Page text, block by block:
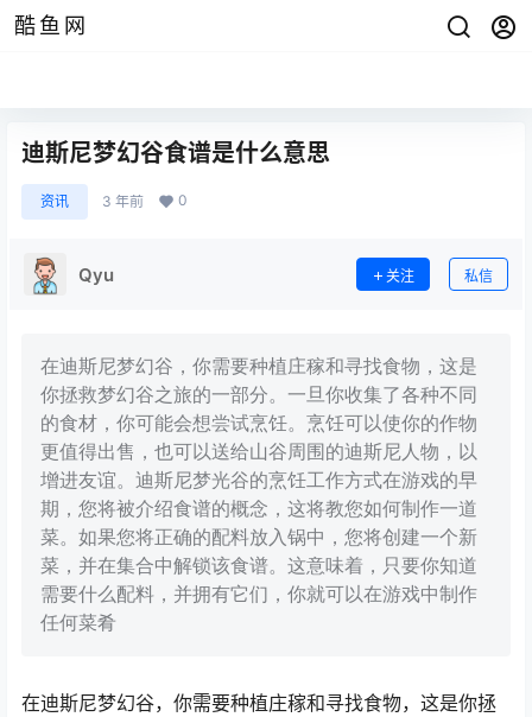
酷鱼网
迪斯尼梦幻谷食谱是什么意思
资讯 3 年前 0
Qyu 关注 私信
在迪斯尼梦幻谷，你需要种植庄稼和寻找食物，这是
你拯救梦幻谷之旅的一部分。一旦你收集了各种不同
的食材，你可能会想尝试烹饪。烹饪可以使你的作物
更值得出售，也可以送给山谷周围的迪斯尼人物，以
增进友谊。迪斯尼梦光谷的烹饪工作方式在游戏的早
期，您将被介绍食谱的概念，这将教您如何制作一道
菜。如果您将正确的配料放入锅中，您将创建一个新
菜，并在集合中解锁该食谱。这意味着，只要你知道
需要什么配料，并拥有它们，你就可以在游戏中制作
任何菜肴
在迪斯尼梦幻谷，你需要种植庄稼和寻找食物，这是你拯